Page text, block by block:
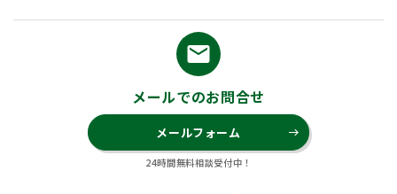
email
メールでのお問合せ
メールフォーム east
24時間無料相談受付中！